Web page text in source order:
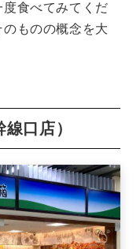
食べてみてくだ
ものの概念を大
口店）